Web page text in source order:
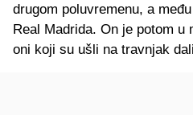
drugom poluvremenu, a
Real Madrida. On je potom u
oni koji su ušli na travnjak